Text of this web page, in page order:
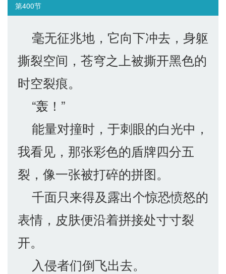
第400节
毫无征兆地，它向下冲去，身躯
撕裂空间，苍穹之上被撕开黑色的
时空裂痕。
“轰！”
能量对撞时，于刺眼的白光中，
我看见，那张彩色的盾牌四分五
裂，像一张被打碎的拼图。
千面只来得及露出个惊恐愤怒的
表情，皮肤便沿着拼接处寸寸裂
开。
入侵者们倒飞出去。